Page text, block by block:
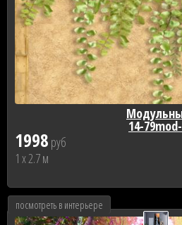
1998 руб
1 x 2.7 м
14-
посмотреть в интерьере